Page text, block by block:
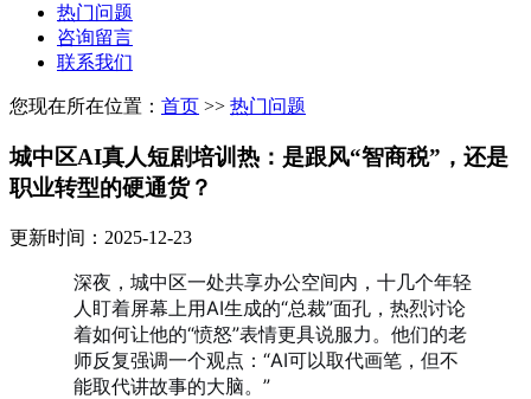
热门问题
咨询留言
联系我们
您现在所在位置： 首页 >> 热门问题
城中区AI真人短剧培训热：是跟风“智商税”，还是
职业转型的硬通货？
更新时间：2025-12-23
深夜，城中区一处共享办公空间内，十几个年轻
人盯着屏幕上用AI生成的“总裁”面孔，热烈讨论
着如何让他的“愤怒”表情更具说服力。他们的老
师反复强调一个观点：“AI可以取代画笔，但不
能取代讲故事的大脑。”